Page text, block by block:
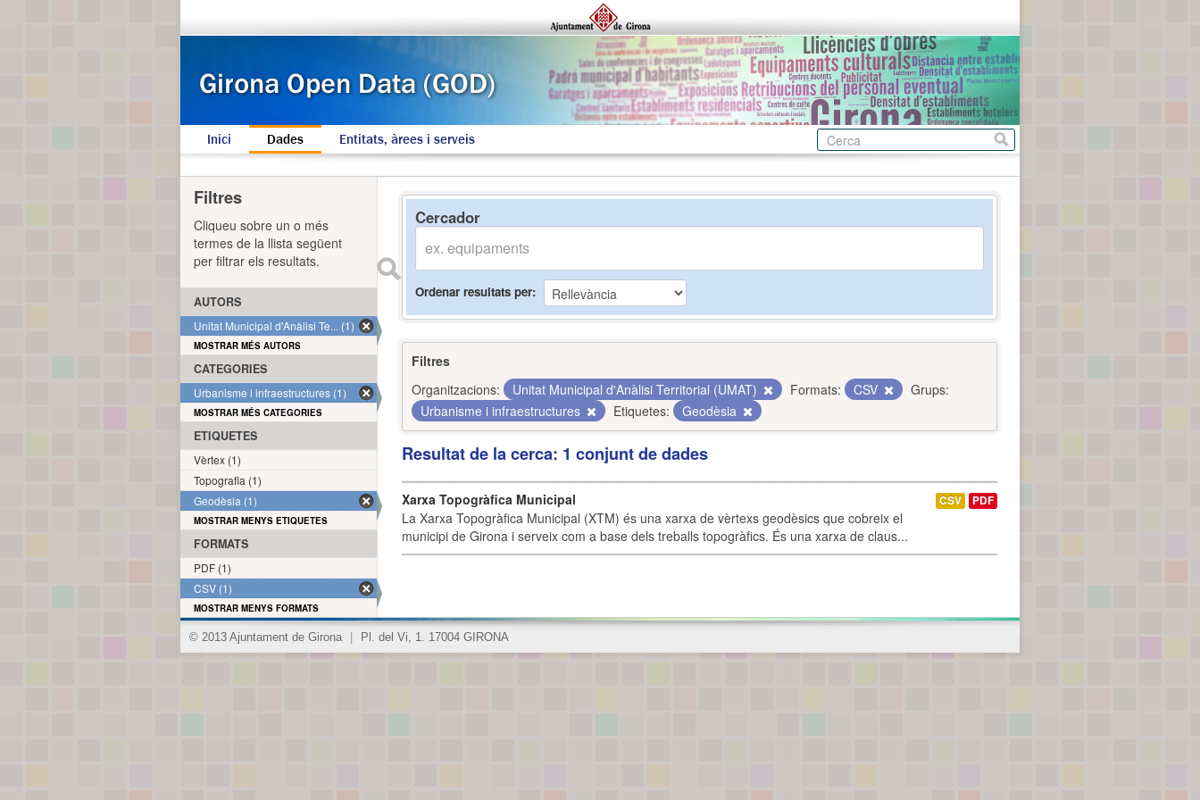
Inici Dades Entitats, àrees i serveis
Cercador
Ordenar resultats per
Filtres
Organitzacions:
Unitat Municipal d'Anàlisi Territorial (UMAT) Formats: CSV
Grups:
Urbanisme i infraestructures
Etiquetes: Geodèsia
Resultat de la cerca: 1 conjunt de dades
Xarxa Topogràfica Municipal
La Xarxa Topogràfica Municipal (XTM) és una xarxa de vèrtexs geodèsics que cobreix el
municipi de Girona i serveix com a base dels treballs topogràfics. És una xarxa de claus...
CSV PDF
Filtres
Cliqueu sobre un o més
termes de la llista següent
per filtrar els resultats.
AUTORS
Unitat Municipal d'Anàlisi Te... (1)
MOSTRAR MÉS AUTORS
CATEGORIES
Urbanisme i infraestructures (1)
MOSTRAR MÉS CATEGORIES
ETIQUETES
Vèrtex (1)
Topografia (1)
Geodèsia (1)
MOSTRAR MENYS ETIQUETES
FORMATS
PDF (1)
CSV (1)
MOSTRAR MENYS FORMATS
© 2013 Ajuntament de Girona Pl. del Vi, 1. 17004 GIRONA